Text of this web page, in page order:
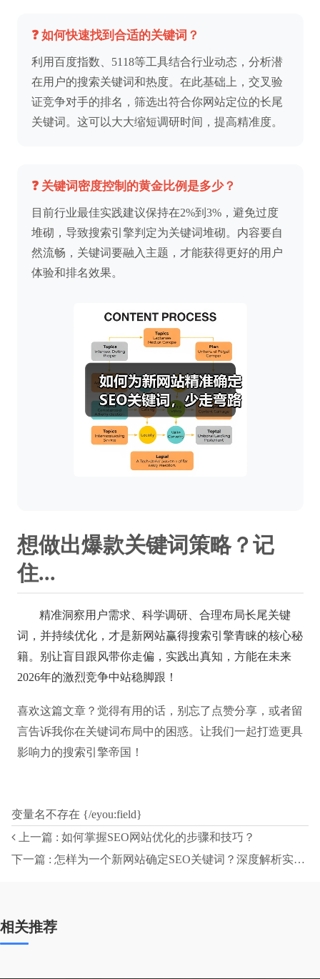
❓ 如何快速找到合适的关键词？
利用百度指数、5118等工具结合行业动态，分析潜
在用户的搜索关键词和热度。在此基础上，交叉验
证竞争对手的排名，筛选出符合你网站定位的长尾
关键词。这可以大大缩短调研时间，提高精准度。
❓ 关键词密度控制的黄金比例是多少？
目前行业最佳实践建议保持在2%到3%，避免过度
堆砌，导致搜索引擎判定为关键词堆砌。内容要自
然流畅，关键词要融入主题，才能获得更好的用户
体验和排名效果。
想做出爆款关键词策略？记
住...
精准洞察用户需求、科学调研、合理布局长尾关键
词，并持续优化，才是新网站赢得搜索引擎青睐的核心秘
籍。别让盲目跟风带你走偏，实践出真知，方能在未来
2026年的激烈竞争中站稳脚跟！
喜欢这篇文章？觉得有用的话，别忘了点赞分享，或者留
言告诉我你在关键词布局中的困惑。让我们一起打造更具
影响力的搜索引擎帝国！
变量名不存在 {/eyou:field}
上一篇 : 如何掌握SEO网站优化的步骤和技巧？
下一篇 : 怎样为一个新网站确定SEO关键词？深度解析实操技巧
相关推荐